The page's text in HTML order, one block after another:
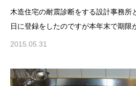
木造住宅の耐震診断をする設計事務所
日に登録をしたのですが本年末で期限
2015.05.31